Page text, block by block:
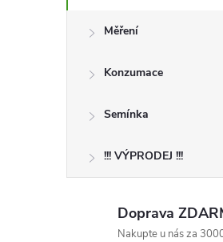
Měření
Konzumace
Semínka
!!! VÝPRODEJ !!!
Doprava
Nakupte u nás za